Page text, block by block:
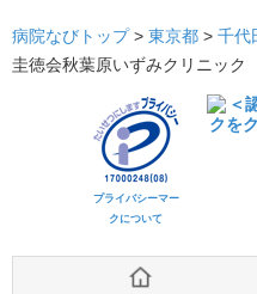
病院なびトップ > 東京都 > 千代
圭徳会秋葉原いずみクリニック
プライバシーマー
クについて